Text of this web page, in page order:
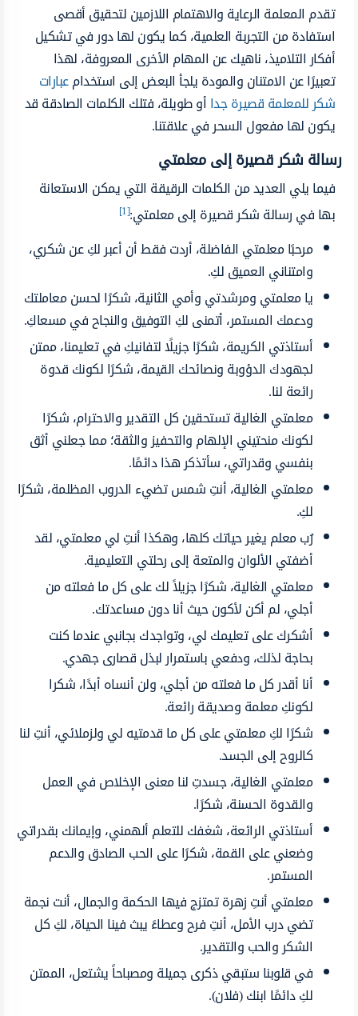
تقدم المعلمة الرعاية والاهتمام اللازمين لتحقيق أقصى
استفادة من التجربة العلمية، كما يكون لها دور في تشكيل
أفكار التلاميذ، ناهيك عن المهام الأخرى المعروفة، لهذا
تعبيرًا عن الامتنان والمودة يلجأ البعض إلى استخدامعبارات
شكر للمعلمة قصيرة جداأو طويلة، فتلك الكلمات الصادقة قد
يكون لها مفعول السحر في علاقتنا.
رسالة شكر قصيرة إلى معلمتي
فيما يلي العديد من الكلمات الرقيقة التي يمكن الاستعانة
بها في رسالة شكر قصيرة إلى معلمتي:[1]
مرحبًا معلمتي الفاضلة، أردت فقط أن أعبر لكِ عن شكري،
وامتناني العميق لكِ.
يا معلمتي ومرشدتي وأمي الثانية، شكرًا لحسن معاملتك
ودعمك المستمر، أتمنى لكِ التوفيق والنجاح في مسعاكِ.
أستاذتي الكريمة، شكرًا جزيلًا لتفانيكِ في تعليمنا، ممتن
لجهودك الدؤوبة ونصائحك القيمة، شكرًا لكونك قدوة
رائعة لنا.
معلمتي الغالية تستحقين كل التقدير والاحترام، شكرًا
لكونك منحتيني الإلهام والتحفيز والثقة؛ مما جعلني أثق
بنفسي وقدراتي، سأتذكر هذا دائمًا.
معلمتي الغالية، أنتِ شمس تضيء الدروب المظلمة، شكرًا
لكِ.
رُب معلم يغير حياتك كلها، وهكذا أنتِ لي معلمتي، لقد
أضفتي الألوان والمتعة إلى رحلتي التعليمية.
معلمتي الغالية، شكرًا جزيلاً لك على كل ما فعلته من
أجلي، لم أكن لأكون حيث أنا دون مساعدتك.
أشكرك على تعليمك لي، وتواجدك بجانبي عندما كنت
بحاجة لذلك، ودفعي باستمرار لبذل قصارى جهدي.
أنا أقدر كل ما فعلته من أجلي، ولن أنساه أبدًا، شكرا
لكونكِ معلمة وصديقة رائعة.
شكرًا لكِ معلمتي على كل ما قدمتيه لي ولزملائي، أنتِ لنا
كالروح إلى الجسد.
معلمتي الغالية، جسدتِ لنا معنى الإخلاص في العمل
والقدوة الحسنة، شكرًا.
أستاذتي الرائعة، شغفك للتعلم ألهمني، وإيمانك بقدراتي
وضعني على القمة، شكرًا على الحب الصادق والدعم
المستمر.
معلمتي أنتِ زهرة تمتزج فيها الحكمة والجمال، أنت نجمة
تضي درب الأمل، أنتِ فرح وعطاءً يبث فينا الحياة، لكِ كل
الشكر والحب والتقدير.
في قلوبنا ستبقي ذكرى جميلة ومصباحاً يشتعل، الممتن
لكِ دائمًا ابنك (فلان).